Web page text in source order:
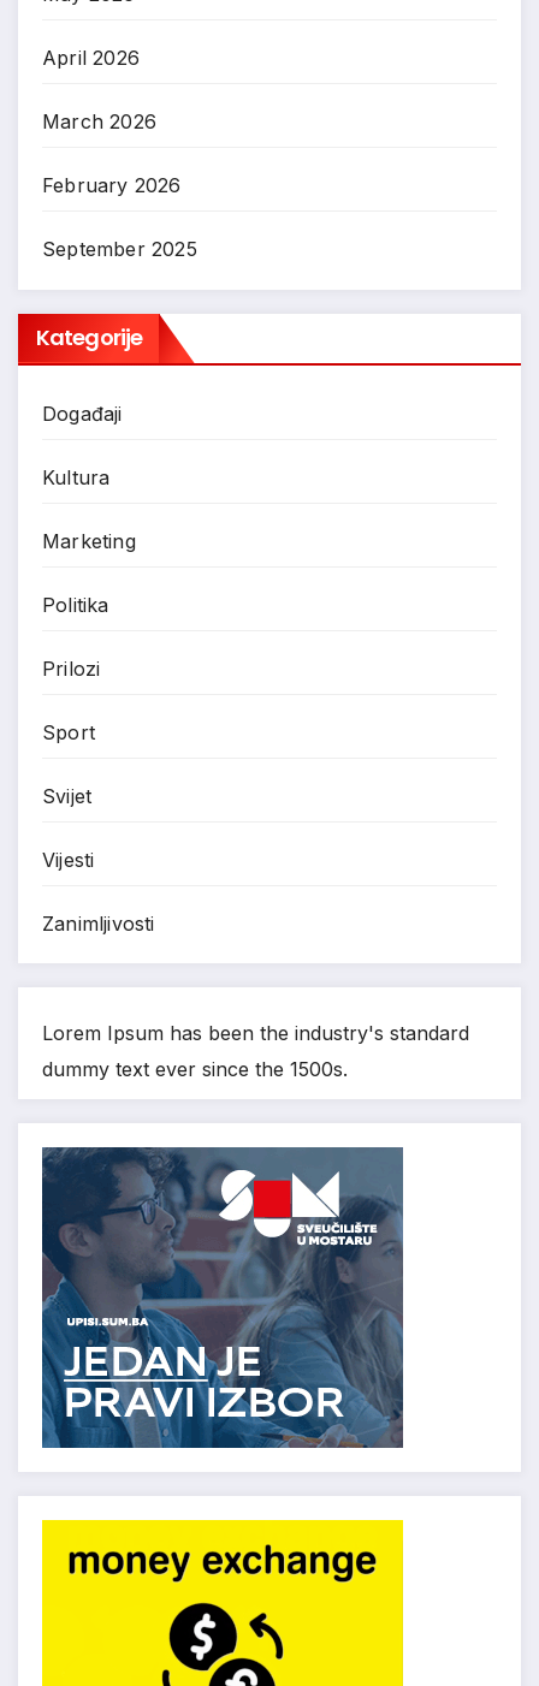
April 2026
March 2026
February 2026
September 2025
Kategorije
Događaji
Kultura
Marketing
Politika
Prilozi
Sport
Svijet
Vijesti
Zanimljivosti
Lorem Ipsum has been the industry's standard
dummy text ever since the 1500s.